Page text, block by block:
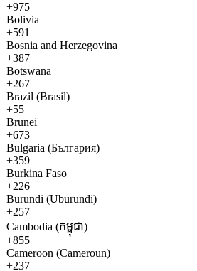
+975
Bolivia
+591
Bosnia and Herzegovina
+387
Botswana
+267
Brazil (Brasil)
+55
Brunei
+673
Bulgaria (България)
+359
Burkina Faso
+226
Burundi (Uburundi)
+257
Cambodia (កម្ពុជា)
+855
Cameroon (Cameroun)
+237